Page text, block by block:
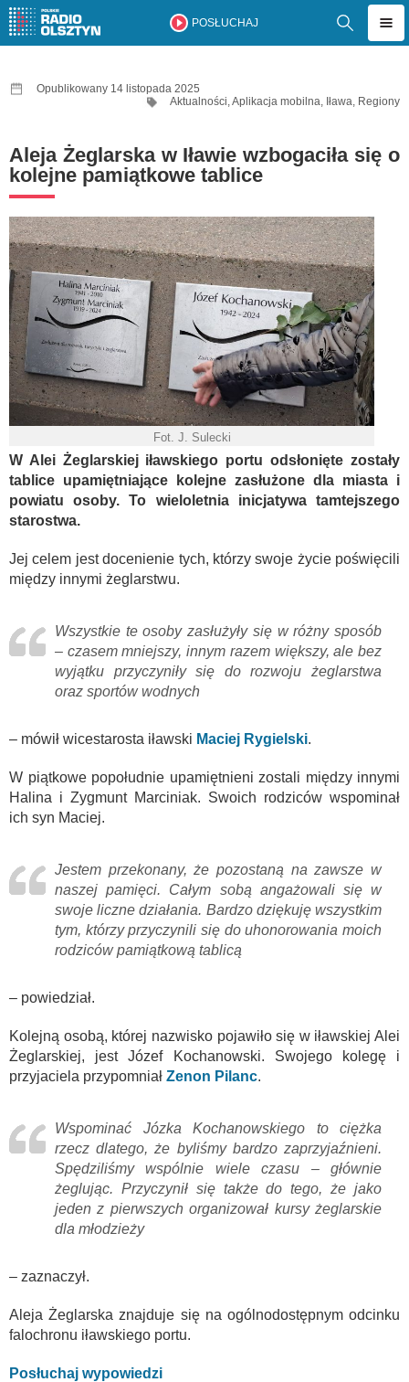
POSŁUCHAJ
Opublikowany 14 listopada 2025
Aktualności,Aplikacja mobilna, Iława, Regiony
Aleja Żeglarska w Iławie wzbogaciła się o
kolejne pamiątkowe tablice
Fot. J. Sulecki
W Alei Żeglarskiej iławskiego portu odsłonięte zostały
tablice upamiętniające kolejne zasłużone dla miasta i
powiatu osoby. To wieloletnia inicjatywa tamtejszego
starostwa.
Jej celem jest docenienie tych, którzy swoje życie poświęcili
między innymi żeglarstwu.
Wszystkie te osoby zasłużyły się w różny sposób
– czasem mniejszy, innym razem większy, ale bez
wyjątku przyczyniły się do rozwoju żeglarstwa
oraz sportów wodnych
– mówił wicestarosta iławski Maciej Rygielski.
W piątkowe popołudnie upamiętnieni zostali między innymi
Halina i Zygmunt Marciniak. Swoich rodziców wspominał
ich syn Maciej.
Jestem przekonany, że pozostaną na zawsze w
naszej pamięci. Całym sobą angażowali się w
swoje liczne działania. Bardzo dziękuję wszystkim
tym, którzy przyczynili się do uhonorowania moich
rodziców pamiątkową tablicą
– powiedział.
Kolejną osobą, której nazwisko pojawiło się w iławskiej Alei
Żeglarskiej, jest Józef Kochanowski. Swojego kolegę i
przyjaciela przypomniał Zenon Pilanc.
Wspominać Józka Kochanowskiego to ciężka
rzecz dlatego, że byliśmy bardzo zaprzyjaźnieni.
Spędziliśmy wspólnie wiele czasu – głównie
żeglując. Przyczynił się także do tego, że jako
jeden z pierwszych organizował kursy żeglarskie
dla młodzieży
– zaznaczył.
Aleja Żeglarska znajduje się na ogólnodostępnym odcinku
falochronu iławskiego portu.
Posłuchaj wypowiedzi